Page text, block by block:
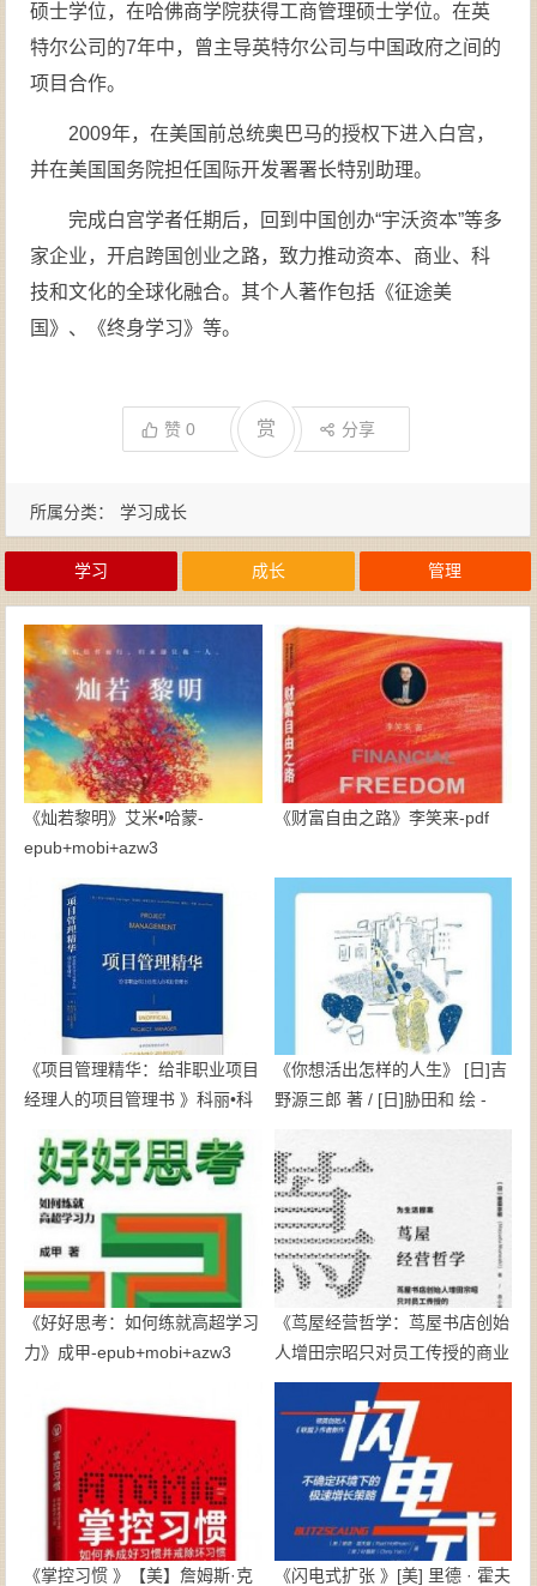
硕士学位，在哈佛商学院获得工商管理硕士学位。在英
特尔公司的7年中，曾主导英特尔公司与中国政府之间的
项目合作。
2009年，在美国前总统奥巴马的授权下进入白宫，
并在美国国务院担任国际开发署署长特别助理。
完成白宫学者任期后，回到中国创办“宇沃资本”等多
家企业，开启跨国创业之路，致力推动资本、商业、科
技和文化的全球化融合。其个人著作包括《征途美
国》、《终身学习》等。
赞0 赏 分享
所属分类： 学习成长
学习 成长 管理
《灿若黎明》艾米•哈蒙-
epub+mobi+azw3
《财富自由之路》李笑来-pdf
《项目管理精华：给非职业项目
经理人的项目管理书 》科丽•科
•伍德-epub+mobi+azw3
《你想活出怎样的人生》 [日]吉
野源三郎 著 / [日]胁田和 绘 -
《好好思考：如何练就高超学习
力》成甲-epub+mobi+azw3
《茑屋经营哲学：茑屋书店创始
人增田宗昭只对员工传授的商业
思考》【日】增田宗昭-epub
《掌控习惯 》【美】詹姆斯·克
《闪电式扩张 》[美] 里德 · 霍夫